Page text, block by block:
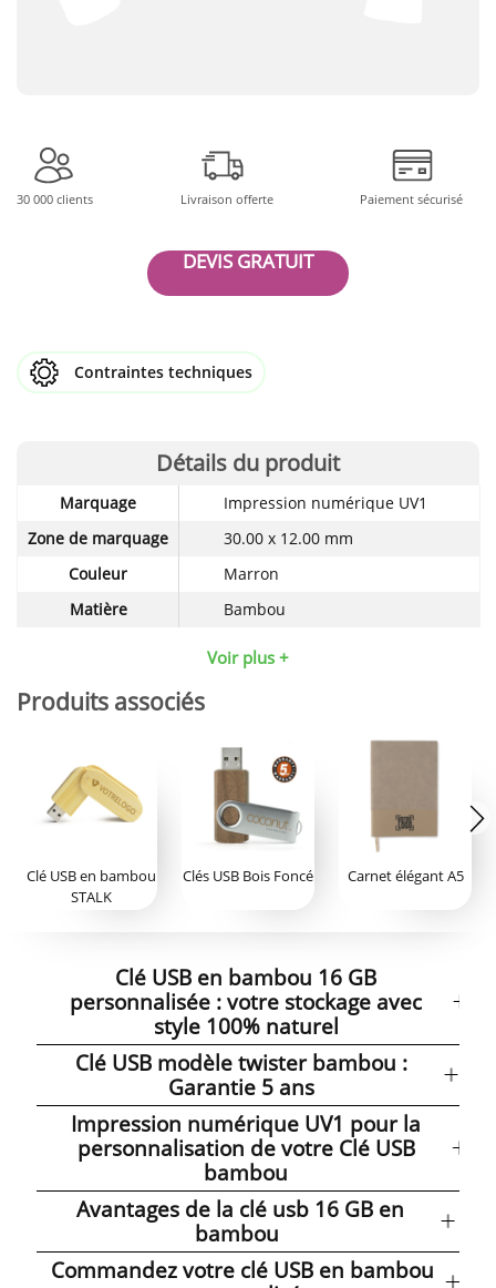
30 000 clients Livraison offerte Paiement sécurisé
DEVIS GRATUIT
Contraintes techniques
Détails
techniques
du
produit
Détails du produit
Marquage
Impression numérique UV1
Zone de marquage
30.00 x 12.00 mm
Couleur
Marron
Matière
Bambou
Voir plus +
Produits associés
Clé USB en bambou
STALK
Clés USB Bois Foncé Carnet élégant A5
Clé USB en bambou 16 GB
personnalisée : votre stockage avec
style 100% naturel
Clé USB modèle twister bambou :
Garantie 5 ans
Impression numérique UV1 pour la
personnalisation de votre Clé USB
bambou
Avantages de la clé usb 16 GB en
bambou
Commandez votre clé USB en bambou